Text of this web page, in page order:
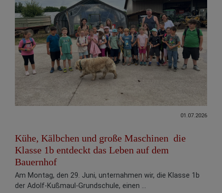
01.07.2026
Kühe, Kälbchen und große Maschinen ­ die
Klasse 1b entdeckt das Leben auf dem
Bauernhof
Am Montag, den 29. Juni, unternahmen wir, die Klasse 1b
der Adolf-Kußmaul-Grundschule, einen ...